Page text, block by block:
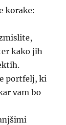
korake:
kako jih
portfelj, ki
vam bo